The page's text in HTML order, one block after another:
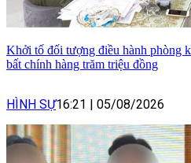
Khởi tố đối tượng điều hành phòng
bất chính hàng trăm triệu đồng
HÌNH SỰ16:21 | 05/08/2026